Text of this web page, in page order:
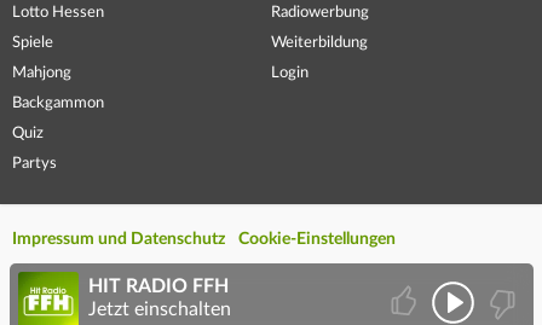
Lotto Hessen
Spiele
Mahjong
Backgammon
Quiz
Partys
Radiowerbung
Weiterbildung
Login
Impressum und Datenschutz Cookie-Einstellungen
HIT RADIO FFH
Jetzt einschalten